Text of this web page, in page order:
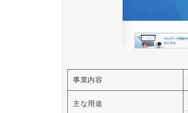
事業内容
主な用途